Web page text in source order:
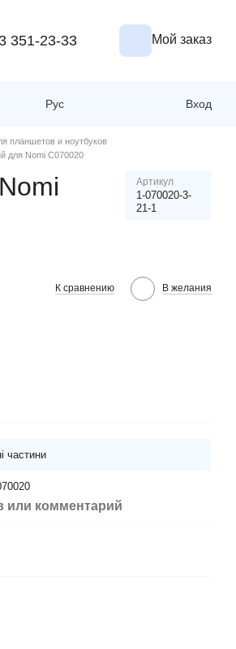
351-23-33 Мой заказ
Рус Вход
планшетов и ноутбуков
для Nomi C070020
Артикул
1-070020-3-
21-1
К сравнению В желания
частини
или комментарий